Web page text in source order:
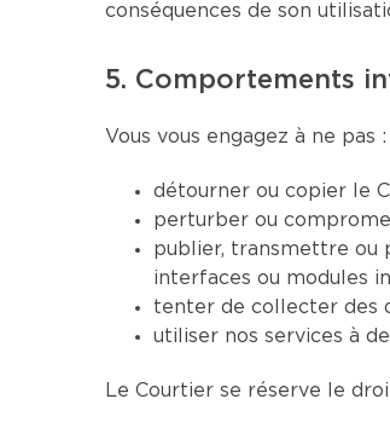
conséquences de son
5. Comportements
Vous vous engagez à ne pas :
détourner ou copier le
perturber ou
publier, transmettre ou
interfaces ou modules
tenter de collecter des
utiliser nos services à
Le Courtier se réserve le